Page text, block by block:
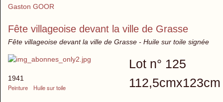
Gaston GOOR
Fête villageoise devant la ville de Grasse
Fête villageoise devant la ville de Grasse - Huile sur toile signée
1941
Peinture
Huile sur toile
Lot n° 125
112,5cmx123cm